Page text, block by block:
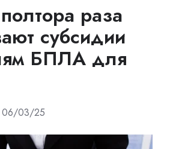
раза
субсидии
БПЛА для
06/03/25